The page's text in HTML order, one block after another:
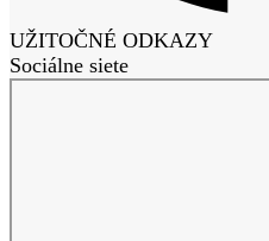
UŽITOČNÉ ODKAZY
Sociálne siete